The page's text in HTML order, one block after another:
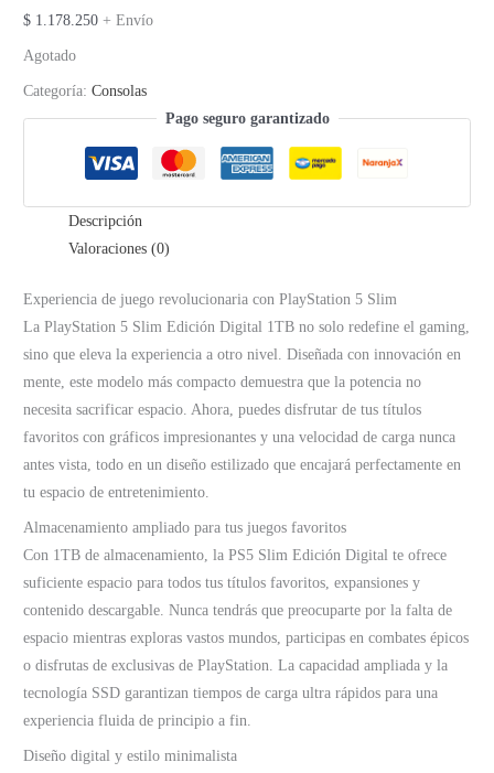
$ 1.178.250 + Envío
Agotado
Categoría:Consolas
Pago seguro garantizado
Descripción
Valoraciones (0)
Experiencia de juego revolucionaria con PlayStation 5 Slim
La PlayStation 5 Slim Edición Digital 1TB no solo redefine el gaming,
sino que eleva la experiencia a otro nivel. Diseñada con innovación en
mente, este modelo más compacto demuestra que la potencia no
necesita sacrificar espacio. Ahora, puedes disfrutar de tus títulos
favoritos con gráficos impresionantes y una velocidad de carga nunca
antes vista, todo en un diseño estilizado que encajará perfectamente en
tu espacio de entretenimiento.
Almacenamiento ampliado para tus juegos favoritos
Con 1TB de almacenamiento, la PS5 Slim Edición Digital te ofrece
suficiente espacio para todos tus títulos favoritos, expansiones y
contenido descargable. Nunca tendrás que preocuparte por la falta de
espacio mientras exploras vastos mundos, participas en combates épicos
o disfrutas de exclusivas de PlayStation. La capacidad ampliada y la
tecnología SSD garantizan tiempos de carga ultra rápidos para una
experiencia fluida de principio a fin.
Diseño digital y estilo minimalista